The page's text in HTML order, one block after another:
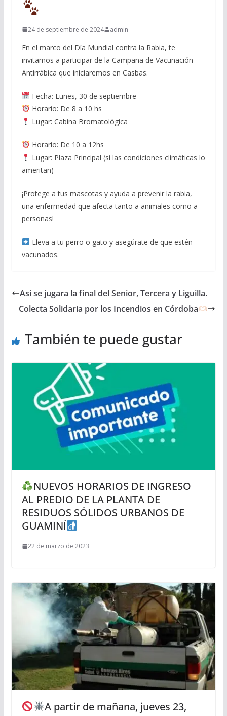
24 de septiembre de 2024 admin
En el marco del Día Mundial contra la Rabia, te
invitamos a participar de la Campaña de Vacunación
Antirrábica que iniciaremos en Casbas.
Fecha: Lunes, 30 de septiembre
Horario: De 8 a 10 hs
Lugar: Cabina Bromatológica
Horario: De 10 a 12hs
Lugar: Plaza Principal (si las condiciones climáticas lo
ameritan)
¡Protege a tus mascotas y ayuda a prevenir la rabia,
una enfermedad que afecta tanto a animales como a
personas!
Lleva a tu perro o gato y asegúrate de que estén
vacunados.
Asi se jugara la final del Senior, Tercera y Liguilla.
Colecta Solidaria por los Incendios en Córdoba
También te puede gustar
NUEVOS HORARIOS DE INGRESO
AL PREDIO DE LA PLANTA DE
RESIDUOS SÓLIDOS URBANOS DE
GUAMINÍ
22 de marzo de 2023
A partir de mañana, jueves 23,